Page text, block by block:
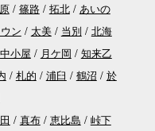
篠路 拓北
あいの
ン 太美 当別
北海
中小屋 月ケ岡
知来乙
札的 浦臼 鶴沼
於
真布 恵比島
峠下